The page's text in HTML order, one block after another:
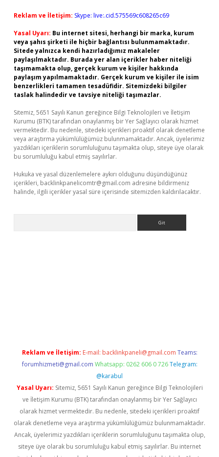
Reklam ve İletişim: Skype: live:.cid.575569c608265c69
Yasal Uyarı: Bu internet sitesi, herhangi bir marka, kurum
veya şahıs şirketi ile hiçbir bağlantısı bulunmamaktadır.
Sitede yalnızca kendi hazırladığımız makaleler
paylaşılmaktadır. Burada yer alan içerikler haber niteliği
taşımamakta olup, gerçek kurum ve kişiler hakkında
paylaşım yapılmamaktadır. Gerçek kurum ve kişiler ile isim
benzerlikleri tamamen tesadüfidir. Sitemizdeki bilgiler
taslak halindedir ve tavsiye niteliği taşımazlar.
Sitemiz, 5651 Sayılı Kanun gereğince Bilgi Teknolojileri ve İletişim
Kurumu (BTK) tarafından onaylanmış bir Yer Sağlayıcı olarak hizmet
vermektedir. Bu nedenle, sitedeki içerikleri proaktif olarak denetleme
veya araştırma yükümlülüğümüz bulunmamaktadır. Ancak, üyelerimiz
yazdıkları içeriklerin sorumluluğunu taşımakta olup, siteye üye olarak
bu sorumluluğu kabul etmiş sayılırlar.
Hukuka ve yasal düzenlemelere aykırı olduğunu düşündüğünüz
içerikleri, backlinkpanelicomtr@gmail.com adresine bildirmeniz
halinde, ilgili içerikler yasal süre içerisinde sitemizden kaldırılacaktır.
Reklam ve İletişim: E-mail: backlinkpaneli@gmail.com Teams:
forumhizmeti@gmail.com Whatsapp: 0262 606 0 726 Telegram:
@karabul
Yasal Uyarı: Sitemiz, 5651 Sayılı Kanun gereğince Bilgi Teknolojileri
ve İletişim Kurumu (BTK) tarafından onaylanmış bir Yer Sağlayıcı
olarak hizmet vermektedir. Bu nedenle, sitedeki içerikleri proaktif
olarak denetleme veya araştırma yükümlülüğümüz bulunmamaktadır.
Ancak, üyelerimiz yazdıkları içeriklerin sorumluluğunu taşımakta olup,
siteye üye olarak bu sorumluluğu kabul etmiş sayılırlar. Bu internet